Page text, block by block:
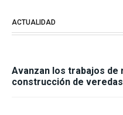
ACTUALIDAD
Avanzan los trabajos de
construcción de